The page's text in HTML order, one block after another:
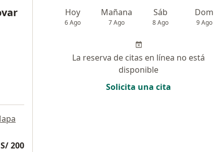
S/ 200
Hoy
6 Ago
Mañana
7 Ago
Sáb
8 Ago
Dom
9 Ago
La reserva de citas en línea no está
disponible
Solicita una cita